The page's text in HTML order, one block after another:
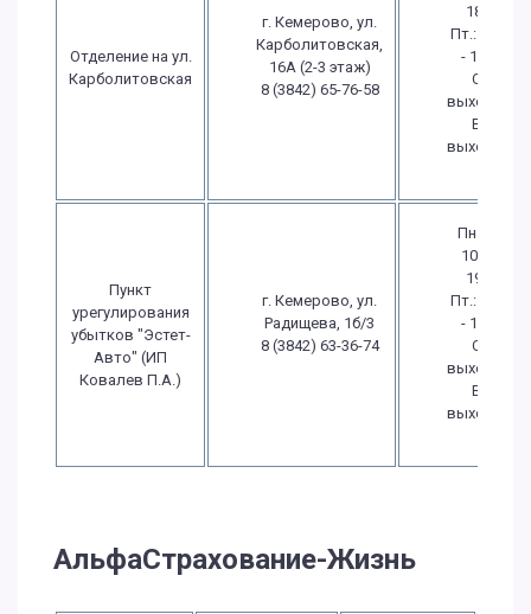
Отделение на ул.
Карболитовская
г. Кемерово, ул.
Карболитовская,
16А (2-3 этаж)
8 (3842) 65-76-58
18:00
Пт.: 09:00
- 17:00
Сб.:
выходной
Вс.:
выходной
Пункт
урегулирования
убытков "Эстет-
Авто" (ИП
Ковалев П.А.)
г. Кемерово, ул.
Радищева, 1б/3
8 (3842) 63-36-74
Пн.-Чт.:
10:00 -
19:00
Пт.: 10:00
- 19:00
Сб.:
выходной
Вс.:
выходной
АльфаСтрахование-Жизнь